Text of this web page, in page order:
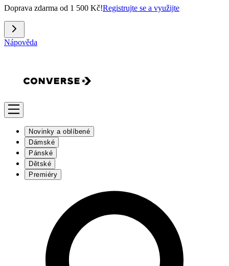
Doprava zdarma od 1 500 Kč!Registrujte se a využijte
Nápověda
Novinky a oblíbené
Dámské
Pánské
Dětské
Premiéry